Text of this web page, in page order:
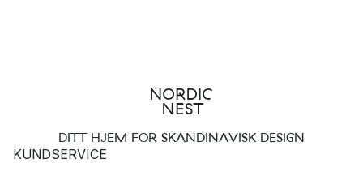
DITT HJEM FOR SKANDINAVISK DESIGN
KUNDSERVICE